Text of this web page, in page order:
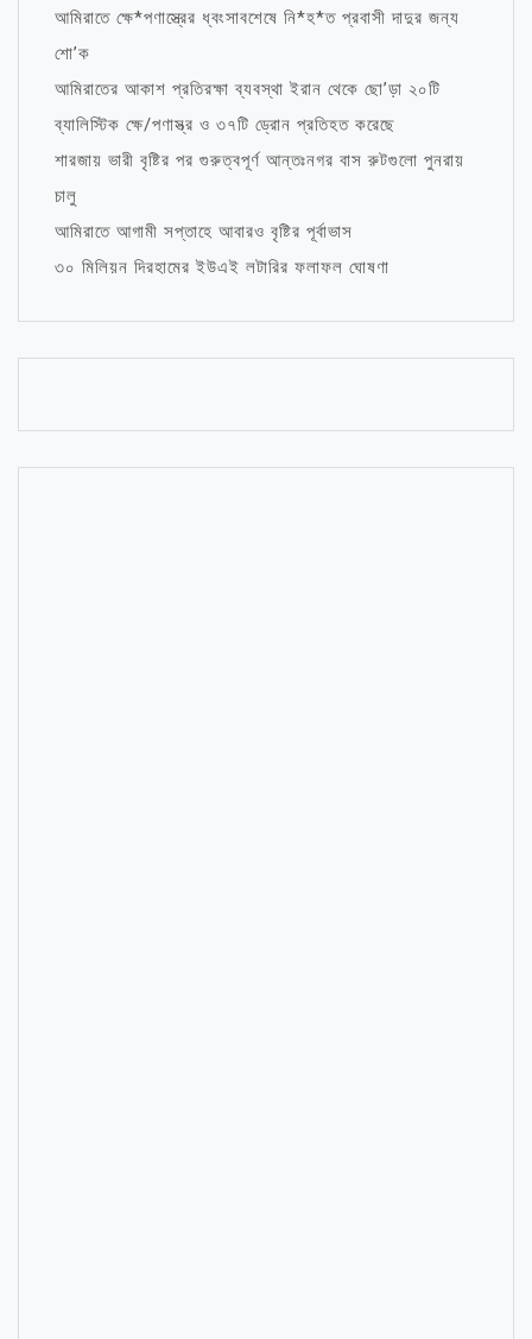
আমিরাতে ক্ষে*পণাস্ত্রের ধ্বংসাবশেষে নি*হ*ত প্রবাসী দাদুর জন্য
শো’ক
আমিরাতের আকাশ প্রতিরক্ষা ব্যবস্থা ইরান থেকে ছো’ড়া ২০টি
ব্যালিস্টিক ক্ষে/পণাস্ত্র ও ৩৭টি ড্রোন প্রতিহত করেছে
শারজায় ভারী বৃষ্টির পর গুরুত্বপূর্ণ আন্তঃনগর বাস রুটগুলো পুনরায়
চালু
আমিরাতে আগামী সপ্তাহে আবারও বৃষ্টির পূর্বাভাস
৩০ মিলিয়ন দিরহামের ইউএই লটারির ফলাফল ঘোষণা